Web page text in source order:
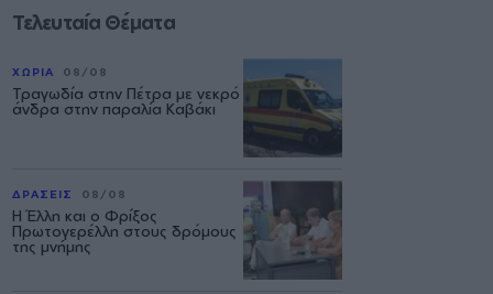
Τελευταία Θέματα
ΧΩΡΙΑ 08/08
Τραγωδία στην Πέτρα με νεκρό
άνδρα στην παραλία Καβάκι
ΔΡΑΣΕΙΣ 08/08
Η Έλλη και ο Φρίξος
Πρωτογερέλλη στους δρόμους
της μνήμης